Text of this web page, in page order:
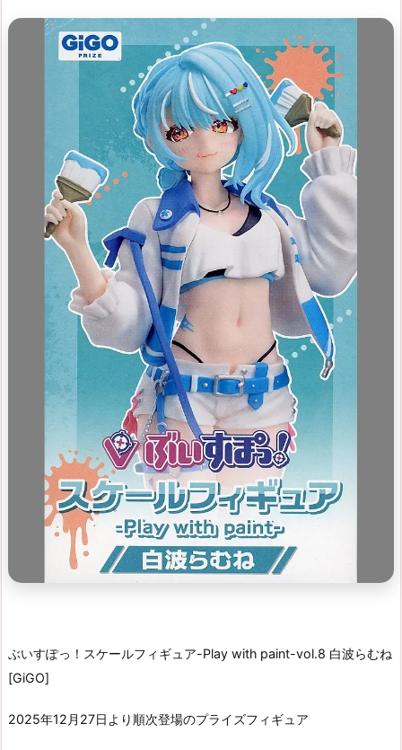
ぶいすぽっ！スケールフィギュア-Play with paint-vol.8 白波らむね
[GiGO]
2025年12月27日より順次登場のプライズフィギュア